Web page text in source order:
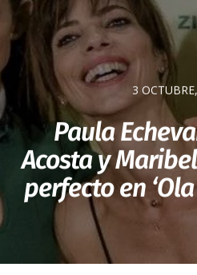
3
Paula
Acosta y
perfecto en